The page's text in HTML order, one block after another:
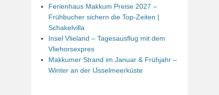
Ferienhaus Makkum Preise 2027 –
Frühbucher sichern die Top-Zeiten |
Schakelvilla
Insel Vlieland – Tagesausflug mit dem
Vliehorsexpres
Makkumer Strand im Januar & Frühjahr –
Winter an der IJsselmeerküste